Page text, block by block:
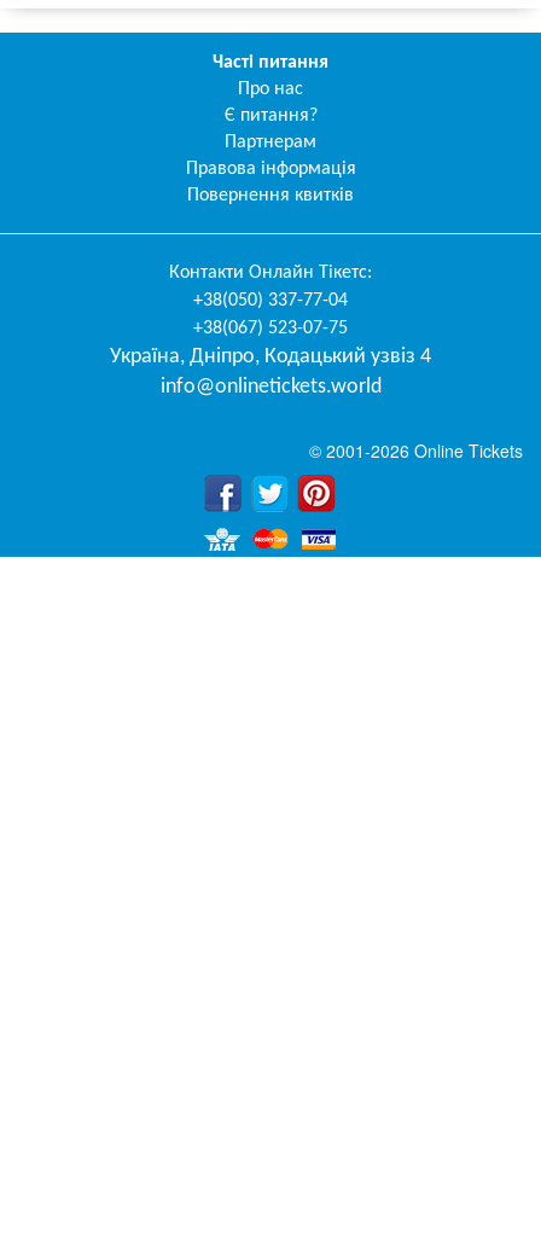
Часті питання
Про нас
Є питання?
Партнерам
Правова інформація
Повернення квитків
Контакти Онлайн Тікетс:
+38(050) 337-77-04
+38(067) 523-07-75
Україна, Дніпро, Кодацький узвіз 4
info@onlinetickets.world
© 2001-2026 Online Tickets